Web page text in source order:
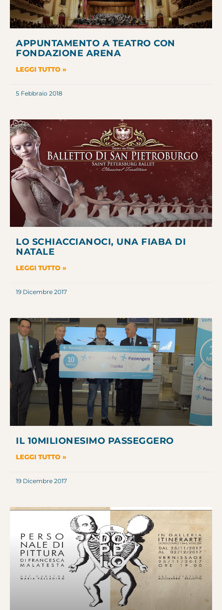
APPUNTAMENTO A TEATRO CON
FONDAZIONE ARENA
LEGGI TUTTO »
5 Febbraio 2018
LO SCHIACCIANOCI, UNA FIABA DI
NATALE
LEGGI TUTTO »
19 Dicembre 2017
IL 10MILIONESIMO PASSEGGERO
LEGGI TUTTO »
19 Dicembre 2017